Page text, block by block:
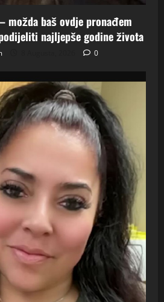
možda baš ovdje pronađem
najljepše godine života
0